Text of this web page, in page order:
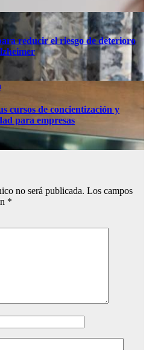
reducir el riesgo de deterioro
cursos de concientización y
para empresas
no será publicada. Los campos
*